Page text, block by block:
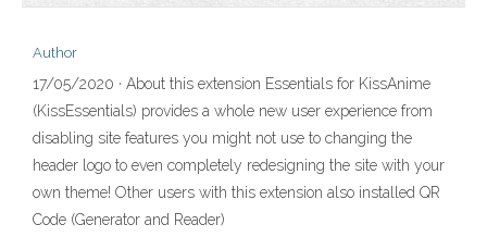
Author
17/05/2020 · About this extension Essentials for KissAnime
(KissEssentials) provides a whole new user experience from
disabling site features you might not use to changing the
header logo to even completely redesigning the site with your
own theme! Other users with this extension also installed QR
Code (Generator and Reader)